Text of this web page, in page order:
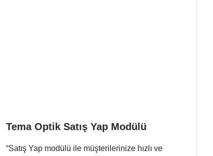
Tema Optik Satış Yap Modülü
“Satış Yap modülü ile müşterilerinize hızlı ve